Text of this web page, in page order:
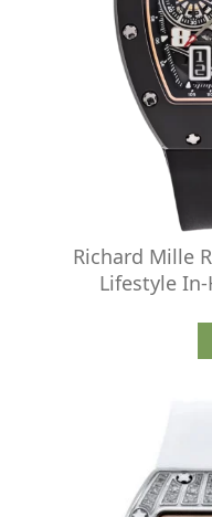
Richard Mille
Lifestyle